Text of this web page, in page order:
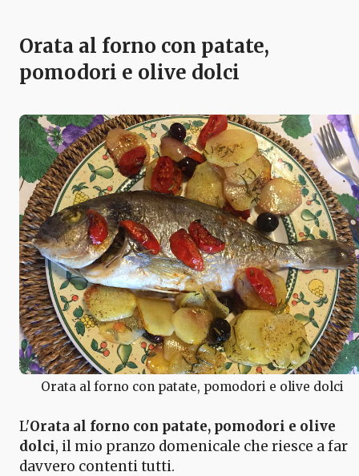
Orata al forno con patate,
pomodori e olive dolci
Orata al forno con patate, pomodori e olive dolci
L'Orata al forno con patate, pomodori e olive
dolci, il mio pranzo domenicale che riesce a far
davvero contenti tutti.